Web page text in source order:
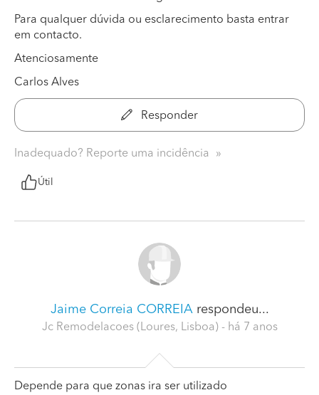
Para qualquer dúvida ou esclarecimento basta entrar
em contacto.
Atenciosamente
Carlos Alves
Responder
Inadequado? Reporte uma incidência
Útil
Jaime Correia CORREIA respondeu...
Jc Remodelacoes (Loures, Lisboa) - há 7 anos
Depende para que zonas ira ser utilizado